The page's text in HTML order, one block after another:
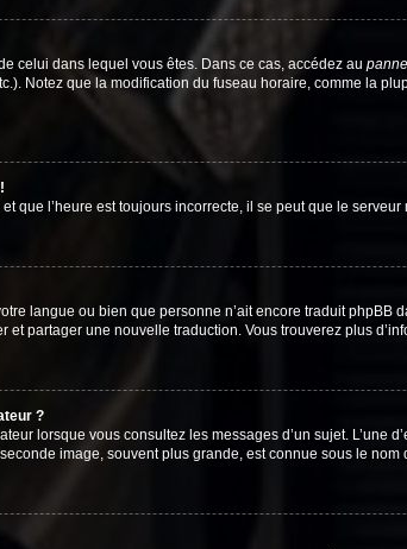
celui dans lequel vous êtes. Dans ce cas, accédez au
Notez que la modification du fuseau horaire, comme la
que l’heure est toujours incorrecte, il se peut que le
langue ou bien que personne n’ait encore traduit
et partager une nouvelle traduction. Vous trouverez plus
?
lorsque vous consultez les messages d’un sujet.
image, souvent plus grande, est connue sous le